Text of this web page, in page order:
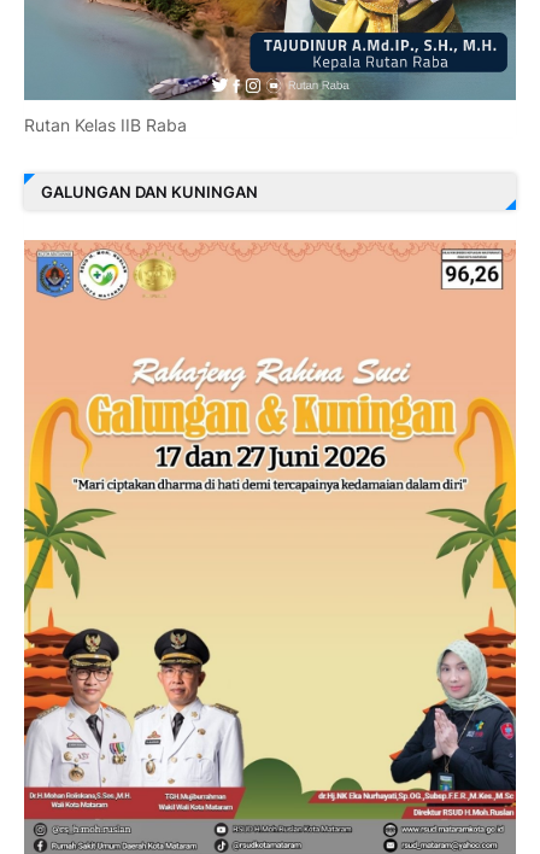
Rutan Kelas IIB Raba
GALUNGAN DAN KUNINGAN